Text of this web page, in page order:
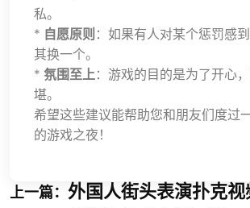
私。
* 自愿原则 ：如果有人对某个惩罚感
其换一个。
* 氛围至上：游戏的目的是为了开心
堪。
希望这些建议能帮助您和朋友们度过
的游戏之夜！
上一篇： 外国人街头表演扑克